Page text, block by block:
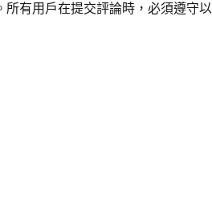
有用戶在提交評論時，必須遵守以